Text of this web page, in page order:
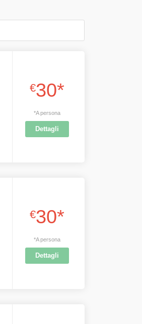
€30*
*A persona
Dettagli
€30*
*A persona
Dettagli